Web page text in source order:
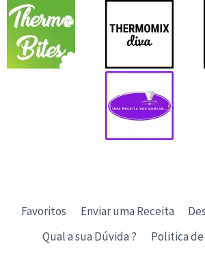
Favoritos Enviar uma Receita
Qual a sua Dúvida ?
Politica